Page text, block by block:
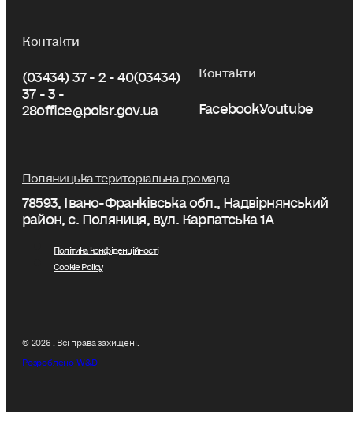
Контакти
(03434) 37 - 2 - 40(03434)
37 - 3 -
28office@polsr.gov.ua
Контакти
FacebookYoutube
Поляницька територіальна громада
78593, Івано-Франківська обл., Надвірнянський
район, с. Поляниця, вул. Карпатська 1А
Політика конфіденційності
Cookie Policy
© 2026 . Всі права захищені.
Розроблено W&D